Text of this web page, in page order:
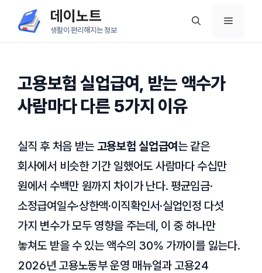
츠
데이노트
생활이 편리해지는 정보
메
고용보험 실업급여, 받는 액수가
사람마다 다른 5가지 이유
실직 후 처음 받는 고용보험 실업급여는 같은
회사에서 비슷한 기간 일했어도 사람마다 수십만
원에서 수백만 원까지 차이가 난다. 평균임금·
소정급여일수·상한액·이직확인서·실업인정 다섯
가지 변수가 모두 영향을 주는데, 이 중 하나만
놓쳐도 받을 수 있는 액수의 30% 가까이를 잃는다.
2026년 고용노동부 운영 매뉴얼과 고용24